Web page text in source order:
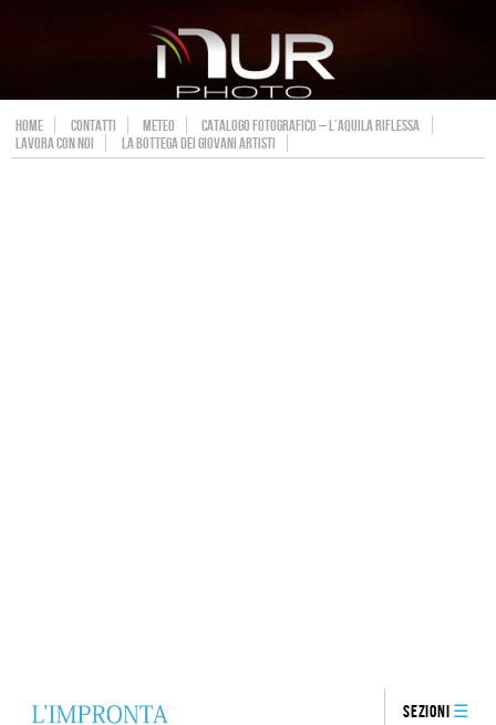
HOME CONTATTI METEO
CATALOGO FOTOGRAFICO – L’AQUILA RIFLESSA
LAVORA CON NOI
LA BOTTEGA DEI GIOVANI ARTISTI
Sezioni